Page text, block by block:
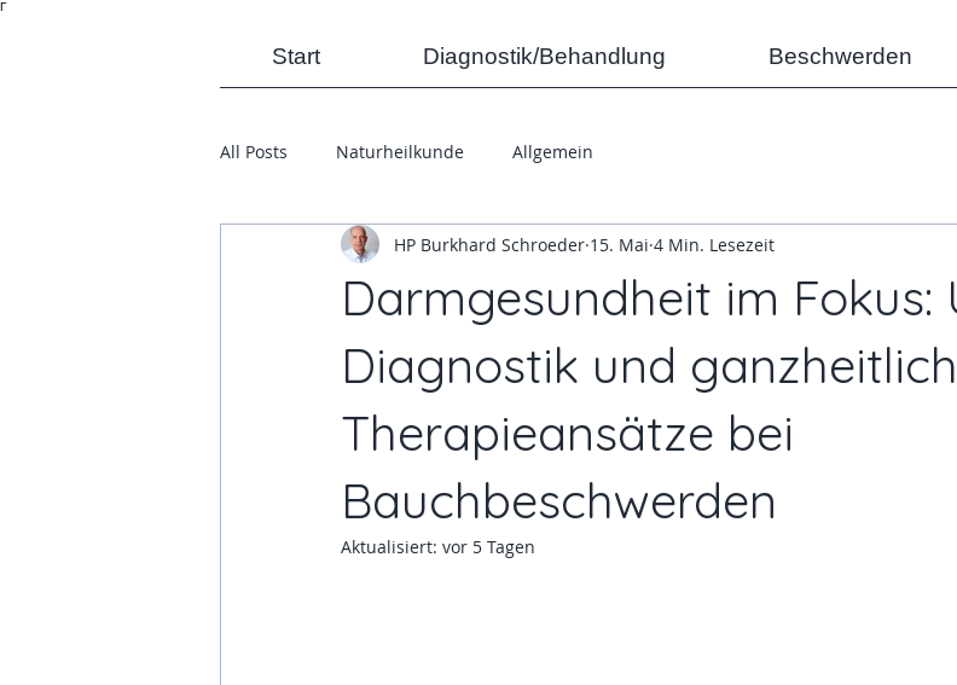
Γ
Start Diagnostik/Behandlung Beschwerden
All Posts Naturheilkunde Allgemein
Darmgesundheit im Fokus:
Diagnostik und
Therapieansätze bei
Bauchbeschwerden
HP Burkhard Schroeder 15. Mai 4 Min. Lesezeit
Aktualisiert: vor 5 Tagen